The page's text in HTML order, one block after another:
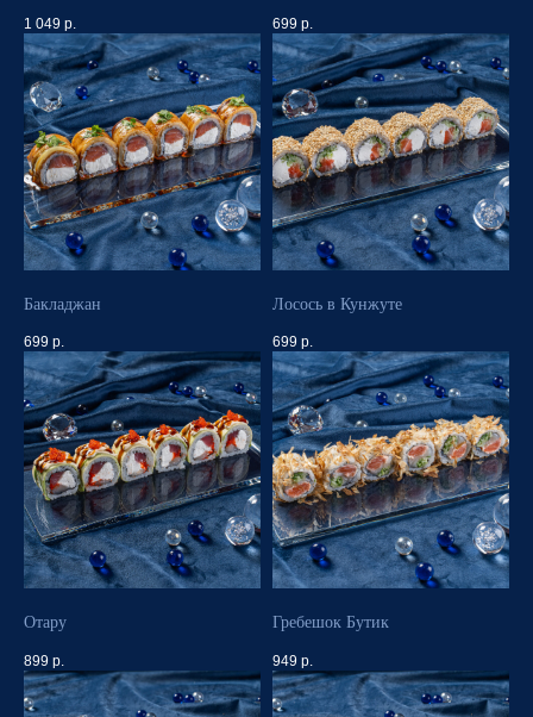
1 049 р. 699 р.
Бакладжан
699 р.
Лосось в Кунжуте
699 р.
Отару
899 р.
Гребешок Бутик
949 р.